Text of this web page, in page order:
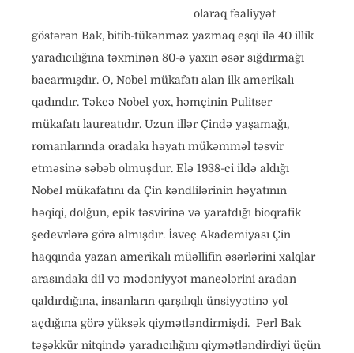
olaraq fəaliyyət
göstərən Bak, bitib-tükənməz yazmaq eşqi ilə 40 illik
yaradıcılığına təxminən 80-ə yaxın əsər sığdırmağı
bacarmışdır. O, Nobel mükafatı alan ilk amerikalı
qadındır. Təkcə Nobel yox, həmçinin Pulitser
mükafatı laureatıdır. Uzun illər Çində yaşamağı,
romanlarında oradakı həyatı mükəmməl təsvir
etməsinə səbəb olmuşdur. Elə 1938-ci ildə aldığı
Nobel mükafatını da Çin kəndlilərinin həyatının
həqiqi, dolğun, epik təsvirinə və yaratdığı bioqrafik
şedevrlərə görə almışdır. İsveç Akademiyası Çin
haqqında yazan amerikalı müəllifin əsərlərini xalqlar
arasındakı dil və mədəniyyət maneələrini aradan
qaldırdığına, insanların qarşılıqlı ünsiyyətinə yol
açdığına görə yüksək qiymətləndirmişdi. Perl Bak
təşəkkür nitqində yaradıcılığını qiymətləndirdiyi üçün